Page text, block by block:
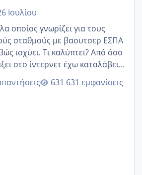
Ιουλίου
οποίος γνωρίζει για τους
σταθμούς με βαουτσερ ΕΣΠΑ
ισχύει. Τι καλύπτει? Από όσο
στο ίντερνετ έχω καταλάβει
βαουτσερ καλύπτει όλα τα
και τα τροφεια του ιδιωτικού
631 εμφανίσεις